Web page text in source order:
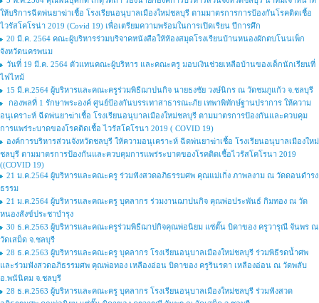
ให้บริการฉีดพ่นยาฆ่าเชื้อ โรงเรียนอนุบาลเมืองใหม่ชลบุรี ตามมาตรการการป้องกันโรคติดเชื้อ
ไวรัสโคโรน่า 2019 (Covid 19) เพื่อเตรียมความพร้อมในการเปิดเรียน ปีการศึก
20 มี.ค. 2564 คณะผู้บริหารร่วมบริจาคหนังสือให้ห้องสมุดโรงเรียนบ้านหนองผักตบโนนเพ็ก
จังหวัดนครพนม
วันที่ 19 มี.ค. 2564 ตัวแทนคณะผู้บริหาร และคณะครู มอบเงินช่วยเหลือบ้านของเด็กนักเรียนที่
ไฟไหม้
15 มี.ค.2564 ผู้บริหารและคณะครูร่วมพิธีฌาปนกิจ นายธงชัย วงษ์นิกร ณ วัดชมภูแก้ว จ.ชลบุรี
กองพลที่ 1 รักษาพระองค์ ศูนย์ป้องกันบรรเทาสาธารณะภัย เทพาพิทักษ์ฐานปราการ ให้ความ
อนุเคราะห์ ฉีดพ่นยาฆ่าเชื้อ โรงเรียนอนุบาลเมืองใหม่ชลบุรี ตามมาตรการป้องกันและควบคุม
การแพร่ระบาดของโรคติดเชื้อ ไวรัสโคโรนา 2019 ( COVID 19)
องค์การบริหารส่วนจังหวัดชลบุรี ให้ความอนุเคราะห์ ฉีดพ่นยาฆ่าเชื้อ โรงเรียนอนุบาลเมืองใหม่
ชลบุรี ตามมาตรการป้องกันและควบคุมการแพร่ระบาดของโรคติดเชื้อไวรัสโคโรนา 2019
((COVID 19)
21 ม.ค.2564 ผู้บริหารและคณะครู ร่วมฟังสวดอภิธรรมศพ คุณแม่เกิ่ง ภาพลงาม ณ วัดดอนดำรง
ธรรม
21 ม.ค.2564 ผู้บริหารและคณะครู บุคลากร ร่วมงานฌาปนกิจ คุณพ่อประพันธ์ กิมทอง ณ วัด
หนองสังข์ประชาบำรุง
30 ธ.ค.2563 ผู้บริหารและคณะครูร่วมพิธีฌาปกิจคุณพ่อนิยม แซ่ตั๊น บิดาของ ครูวารุณี จันพร ณ
วัดเสม็ด จ.ชลบุรี
28 ธ.ค.2563 ผู้บริหารและคณะครู บุคลากร โรงเรียนอนุบาลเมืองใหม่ชลบุรี ร่วมพิธีรดน้ำศพ
และร่วมฟังสวดอภิธรรมศพ คุณพ่อทอง เหลืองอ่อน บิดาของ ครูรินรดา เหลืองอ่อน ณ วัดพลับ
อ.พนันิคม จ.ชลบุรี
28 ธ.ค.2563 ผู้บริหารและคณะครู บุคลากร โรงเรียนอนุบาลเมืองใหม่ชลบุรี ร่วมฟังสวด